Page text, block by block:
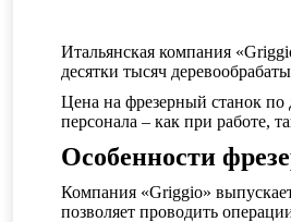
Итальянская компания
десятки тысяч
Цена на фрезерный станок по
персонала – как при работе,
Особенности
Компания «Griggio»
позволяет проводить